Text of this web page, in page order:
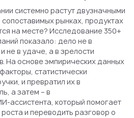
системно растут двузначными
рынках, продуктах
на месте? Исследование 350+
показало: дело не в
не в удаче, а в зрелости
На основе эмпирических данных
статистически
и превратил их в
а затем – в
ассистента, который помогает
и переводить разговор о